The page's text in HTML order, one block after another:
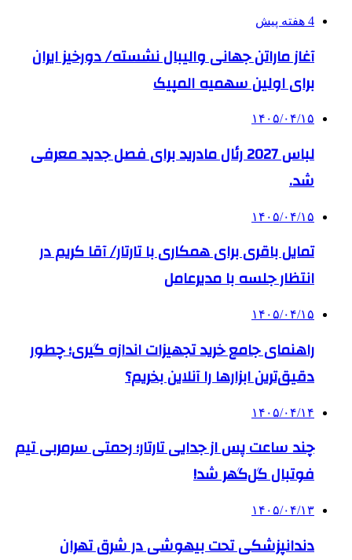
4 هفته پیش
آغاز ماراتن جهانی والیبال نشسته/ دورخیز ایران
برای اولین سهمیه المپیک
۱۴۰۵/۰۴/۱۵
لباس 2027 رئال مادرید برای فصل جدید معرفی
شد.
۱۴۰۵/۰۴/۱۵
تمایل باقری برای همکاری با تارتار/ آقا کریم در
انتظار جلسه با مدیرعامل
۱۴۰۵/۰۴/۱۵
راهنمای جامع خرید تجهیزات اندازه گیری؛ چطور
دقیق‌ترین ابزارها را آنلاین بخریم؟
۱۴۰۵/۰۴/۱۴
چند ساعت پس از جدایی تارتار؛ رحمتی سرمربی تیم
فوتبال گل‌گهر شد!
۱۴۰۵/۰۴/۱۳
دندانپزشکی تحت بیهوشی در شرق تهران